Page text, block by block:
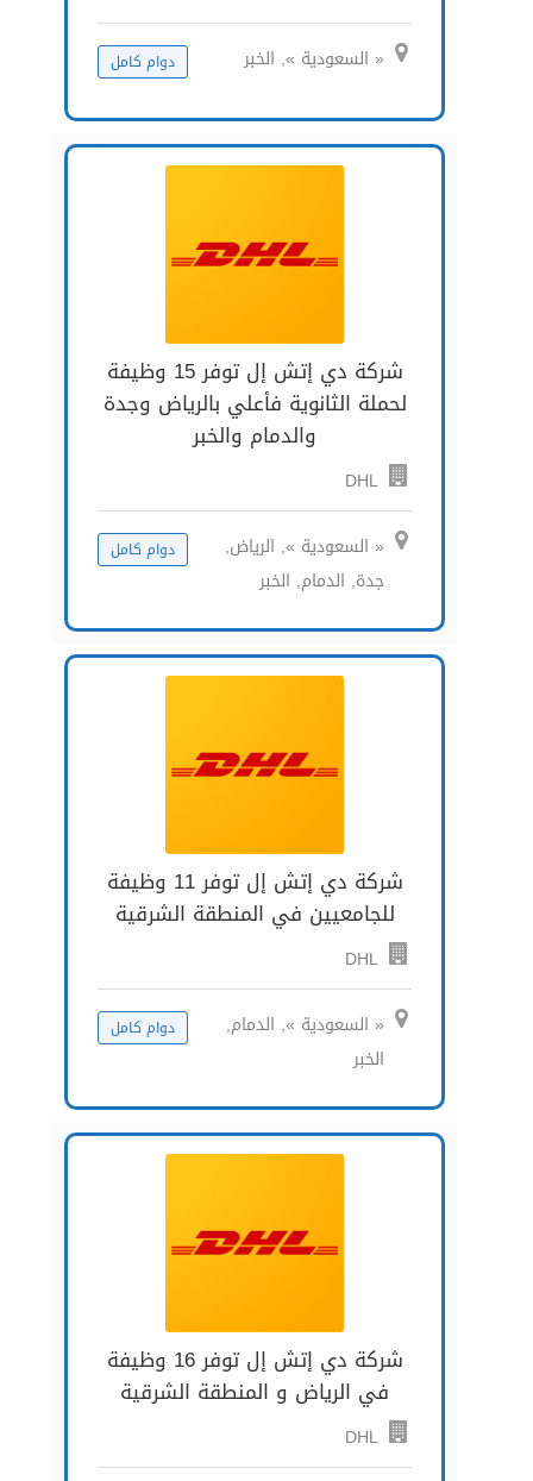
« السعودية », الخبر دوام كامل
شركة دي إتش إل توفر 15 وظيفة
لحملة الثانوية فأعلي بالرياض وجدة
والدمام والخبر
DHL
« السعودية », الرياض,
جدة, الدمام, الخبر
دوام كامل
شركة دي إتش إل توفر 11 وظيفة
للجامعيين في المنطقة الشرقية
DHL
« السعودية », الدمام,
الخبر
دوام كامل
شركة دي إتش إل توفر 16 وظيفة
في الرياض و المنطقة الشرقية
DHL